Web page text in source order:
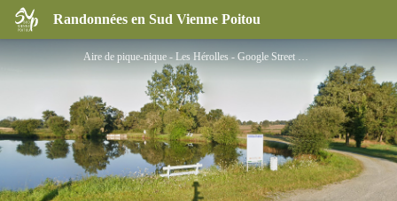
Randonnées en Sud Vienne Poitou
Aire de pique-nique - Les Hérolles
Aire de pique-nique - Les Hérolles - Google Street View